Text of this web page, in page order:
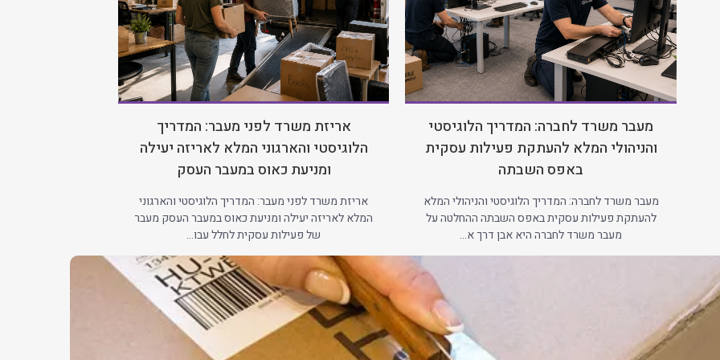
מעבר משרד לחברה: המדריך הלוגיסטי
והניהולי המלא להעתקת פעילות עסקית
באפס השבתה
מעבר משרד לחברה: המדריך הלוגיסטי והניהולי המלא
להעתקת פעילות עסקית באפס השבתה ההחלטה על
מעבר משרד לחברה היא אבן דרך א...
אריזת משרד לפני מעבר: המדריך
הלוגיסטי והארגוני המלא לאריזה יעילה
ומניעת כאוס במעבר העסק
אריזת משרד לפני מעבר: המדריך הלוגיסטי והארגוני
המלא לאריזה יעילה ומניעת כאוס במעבר העסק מעבר
של פעילות עסקית לחלל עבו...